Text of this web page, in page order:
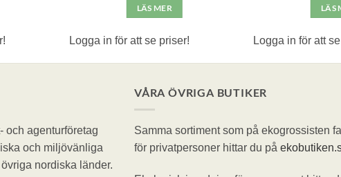
LÄS MER
Logga in för att se priser!
LÄS
Logga in för att
och agenturföretag
och miljövänliga
nordiska länder.
VÅRA ÖVRIGA BUTIKER
Samma sortiment som på ekogrossisten
för privatpersoner hittar du på